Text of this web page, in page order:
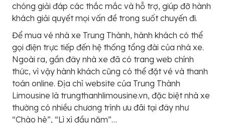
chóng giải đáp các thắc mắc và hỗ trợ, giúp đỡ hành
khách giải quyết mọi vấn đề trong suốt chuyến đi.
Để mua vé nhà xe Trung Thành, hành khách có thể
gọi điện trực tiếp đến hệ thống tổng đài của nhà xe.
Ngoài ra, gần đây nhà xe đã có trang web chính
thức, vì vậy hành khách cũng có thể đặt vé và thanh
toán online. Địa chỉ website của Trung Thành
Limousine là trungthanhlimousine.vn, đặc biệt nhà xe
thường có nhiều chương trình ưu đãi tại đây như
“Chào hè”, “Lì xì đầu năm”…